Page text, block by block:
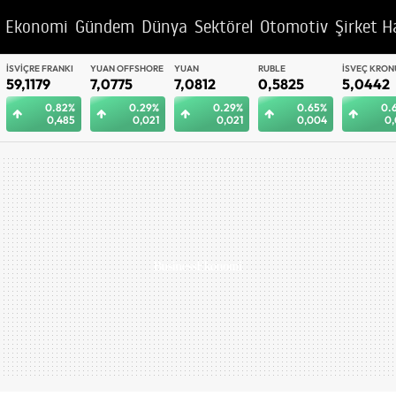
Ekonomi Gündem Dünya Sektörel Otomotiv Şirket
YUAN OFFSHORE
7,0775
0.29%
0,021
YUAN
7,0812
0.29%
0,021
RUBLE
0,5825
0.65%
0,004
İSVEÇ KRONU
5,0442
0.62%
0,031
BAE
12,9992